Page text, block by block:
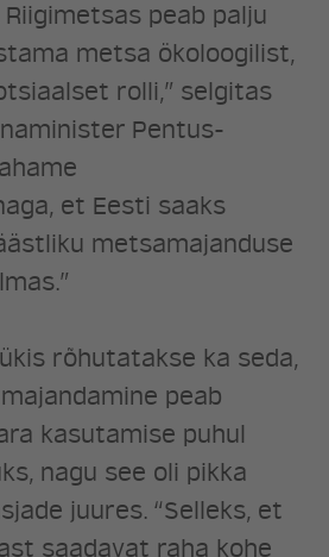
peab palju
metsa ökoloogilist,
rolli,” selgitas
Pentus-
et Eesti saaks
metsamajanduse
rõhutatakse ka seda,
peab
kasutamise puhul
nagu see oli pikka
juures. “Selleks, et
saadavat raha kohe